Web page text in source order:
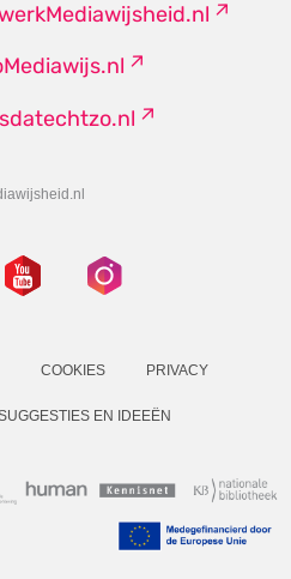
COOKIES PRIVACY
EN IDEEËN